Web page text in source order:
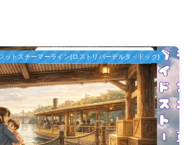
ットスチーマーライン(ロストリバーデルタ・ドック)